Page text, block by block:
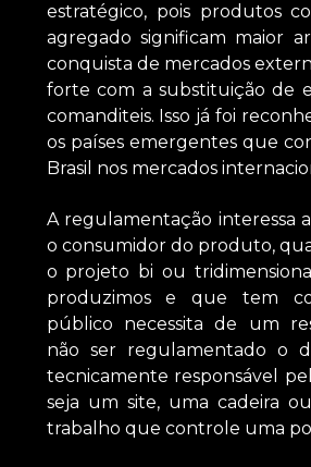
estratégico, pois produtos
agregado significam maior
conquista de mercados
forte com a substituição de
comanditeis. Isso já foi
os países emergentes que
Brasil nos mercados
A regulamentação interessa
o consumidor do produto,
o projeto bi ou
produzimos e que tem
público necessita de um
não ser regulamentado o
tecnicamente responsável
seja um site, uma cadeira
trabalho que controle uma